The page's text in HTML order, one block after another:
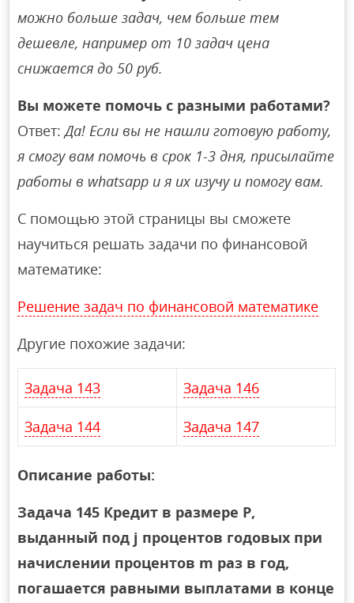
можно больше задач, чем больше тем
дешевле, например от 10 задач цена
снижается до 50 руб.
Вы можете помочь с разными работами?
Ответ:Да! Если вы не нашли готовую работу,
я смогу вам помочь в срок 1-3 дня, присылайте
работы в whatsapp и я их изучу и помогу вам.
С помощью этой страницы вы сможете
научиться решать задачи по финансовой
математике:
Решение задач по финансовой математике
Другие похожие задачи:
Задача 143 Задача 146
Задача 144 Задача 147
Описание работы:
Задача 145 Кредит в размере P,
выданный под j процентов годовых при
начислении процентов m раз в год,
погашается равными выплатами в конце